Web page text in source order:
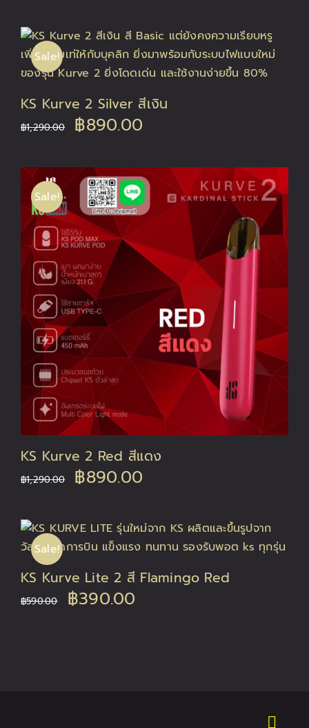
was:
฿1,290.00.
is:
฿890.00.
Sale!
KS Kurve 2 Silver สีเงิน
฿1,290.00
Original
was:
฿1,290.00.
฿890.00
is:
฿890.00.
Sale!
KS Kurve 2 Red สีแดง
฿1,290.00
Original
was:
฿890.00
is:
Sale!
KS Kurve Lite 2 สี Flamingo Red
฿590.00
Original
฿390.00